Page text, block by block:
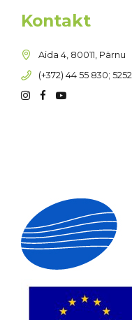
Kontakt
Aida 4, 80011, Pärnu
(+372) 44 55 830;